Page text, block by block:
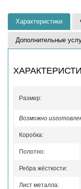
Характеристики
Дополнительные
Размер:
Возможно
Коробка:
Полотно:
Ребра жёсткости:
Лист металла: